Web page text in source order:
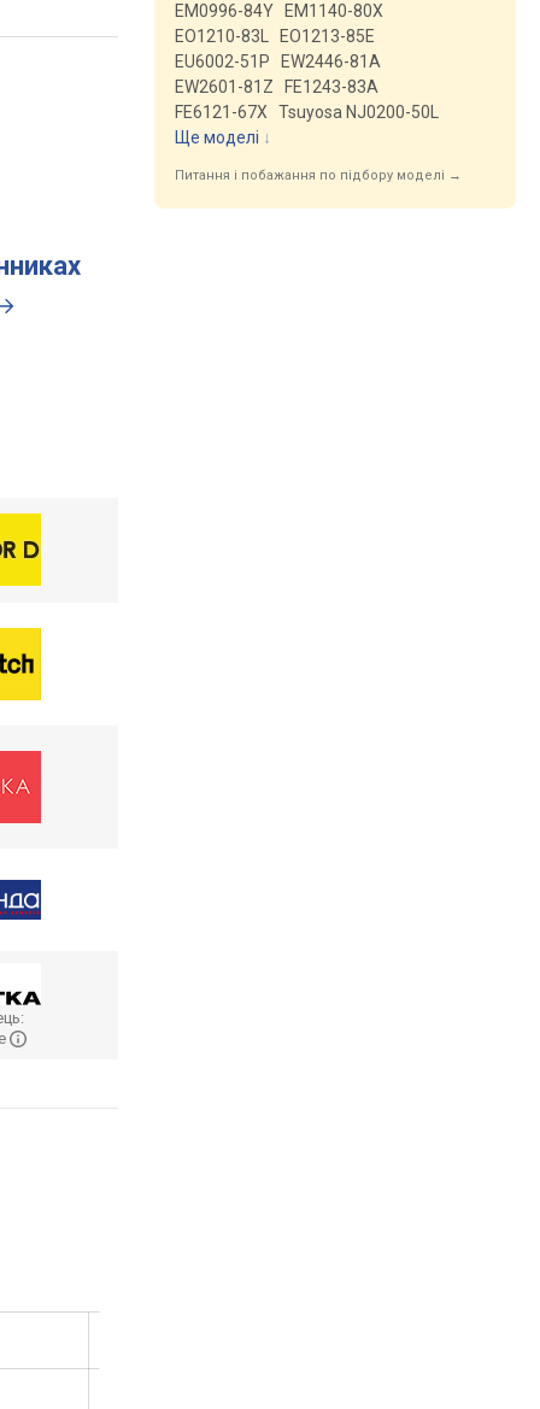
EM0996-84Y
EM1140-80X
EO1210-83L
EO1213-85E
EU6002-51P
EW2446-81A
EW2601-81Z
FE1243-83A
FE6121-67X
Tsuyosa NJ0200-50L
Ще моделі ↓
Питання і побажання по підбору моделі →